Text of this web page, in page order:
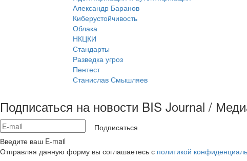
Александр Баранов
Киберустойчивость
Облака
НКЦКИ
Стандарты
Разведка угроз
Пентест
Станислав Смышляев
Подписаться на новости BIS Journal /
Подписаться
Введите ваш E-mail
Отправляя данную форму вы соглашаетесь с политикой